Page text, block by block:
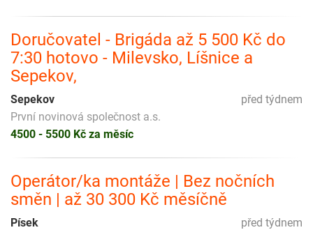
Doručovatel - Brigáda až 5 500 Kč do
7:30 hotovo - Milevsko, Líšnice a
Sepekov,
před týdnem
Sepekov
První novinová společnost a.s.
4500 - 5500 Kč za měsíc
Operátor/ka montáže | Bez nočních
směn | až 30 300 Kč měsíčně
před týdnem
Písek